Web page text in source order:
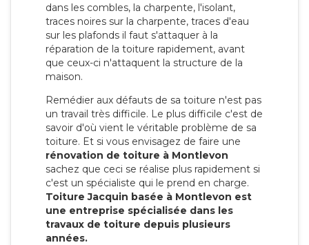
dans les combles, la charpente, l'isolant,
traces noires sur la charpente, traces d'eau
sur les plafonds il faut s'attaquer à la
réparation de la toiture rapidement, avant
que ceux-ci n'attaquent la structure de la
maison.
Remédier aux défauts de sa toiture n'est pas
un travail très difficile. Le plus difficile c'est de
savoir d'où vient le véritable problème de sa
toiture. Et si vous envisagez de faire une
rénovation de toiture à Montlevon
sachez que ceci se réalise plus rapidement si
c'est un spécialiste qui le prend en charge.
Toiture Jacquin basée à Montlevon est
une entreprise spécialisée dans les
travaux de toiture depuis plusieurs
années.